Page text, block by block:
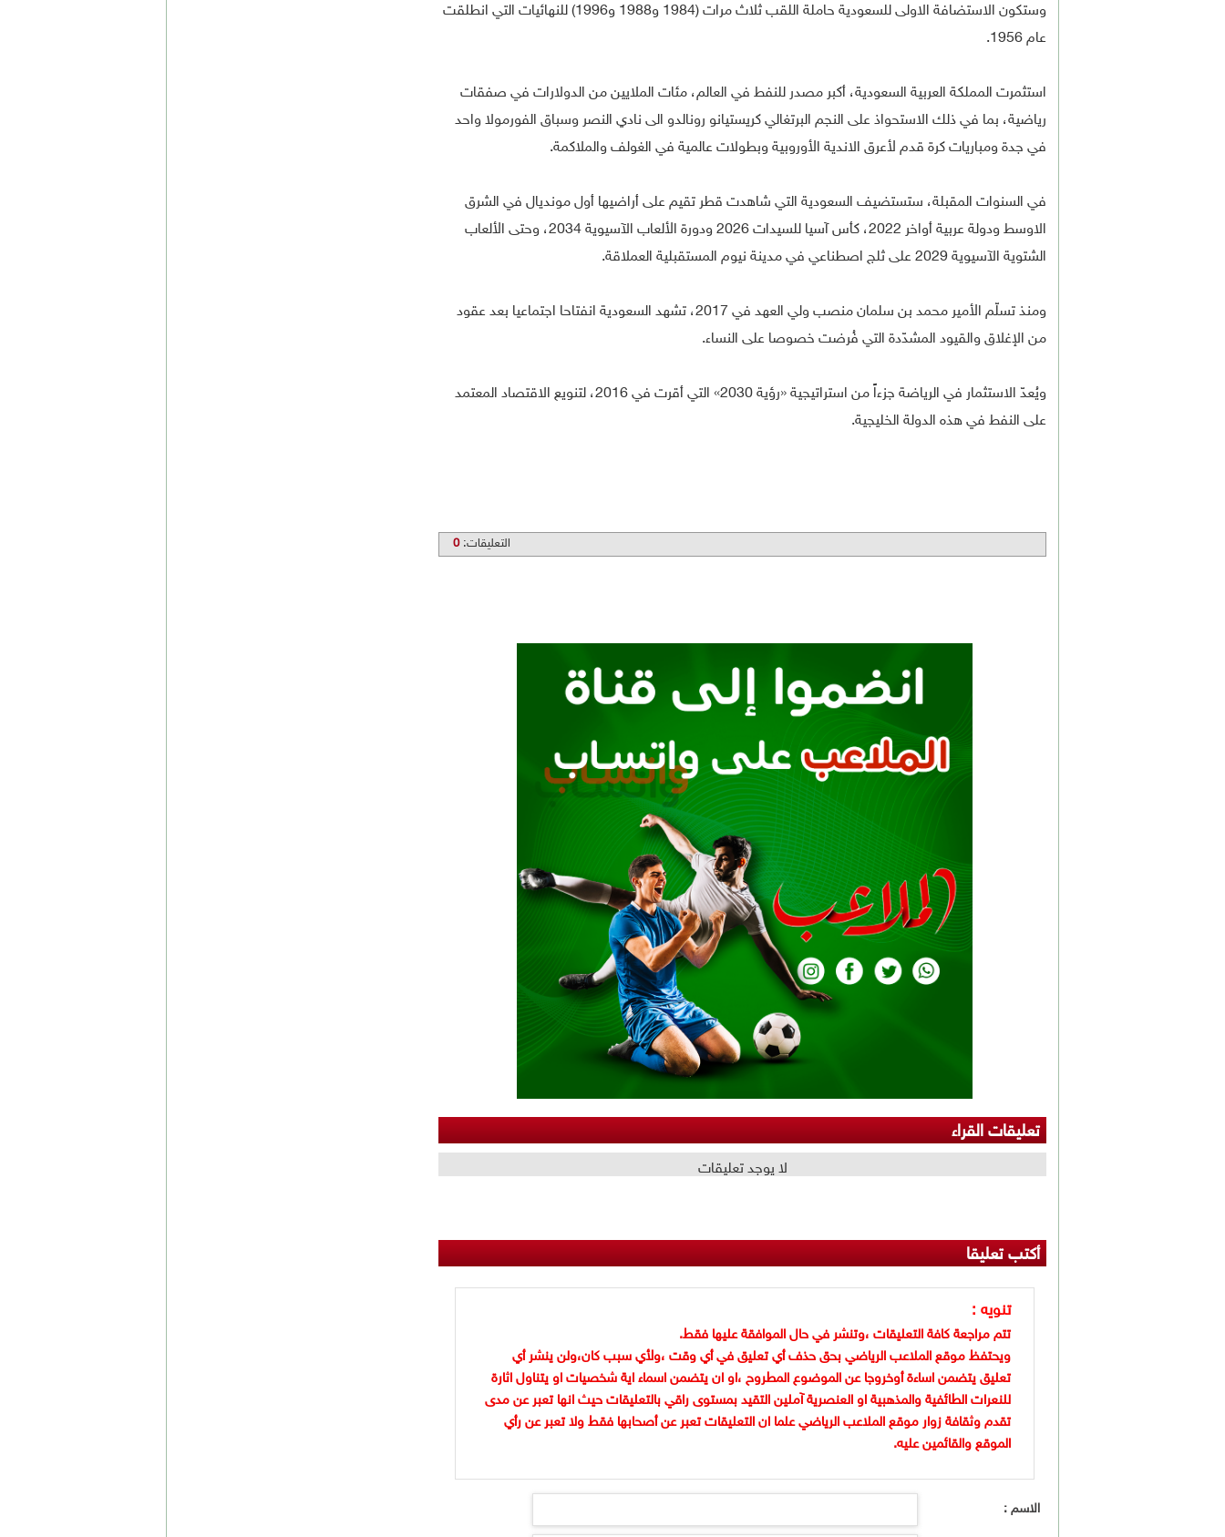
وستكون الاستضافة الاولى للسعودية حاملة اللقب ثلاث مرات (1984 و1988 و1996) للنهائيات التي انطلقت
عام 1956.
استثمرت المملكة العربية السعودية، أكبر مصدر للنفط في العالم، مئات الملايين من الدولارات في صفقات
رياضية، بما في ذلك الاستحواذ على النجم البرتغالي كريستيانو رونالدو الى نادي النصر وسباق الفورمولا واحد
في جدة ومباريات كرة قدم لأعرق الاندية الأوروبية وبطولات عالمية في الغولف والملاكمة.
في السنوات المقبلة، ستستضيف السعودية التي شاهدت قطر تقيم على أراضيها أول مونديال في الشرق
الاوسط ودولة عربية أواخر 2022، كأس آسيا للسيدات 2026 ودورة الألعاب الآسيوية 2034، وحتى الألعاب
الشتوية الآسيوية 2029 على ثلج اصطناعي في مدينة نيوم المستقبلية العملاقة.
ومنذ تسلّم الأمير محمد بن سلمان منصب ولي العهد في 2017، تشهد السعودية انفتاحا اجتماعيا بعد عقود
من الإغلاق والقيود المشدّدة التي فُرضت خصوصا على النساء.
ويُعدّ الاستثمار في الرياضة جزءاً من استراتيجية «رؤية 2030» التي أقرت في 2016، لتنويع الاقتصاد المعتمد
على النفط في هذه الدولة الخليجية.
التعليقات:0
تعليقات القراء
لا يوجد تعليقات
أكتب تعليقا
تنويه :
تتم مراجعة كافة التعليقات ،وتنشر في حال الموافقة عليها فقط.
ويحتفظ موقع الملاعب الرياضي بحق حذف أي تعليق في أي وقت ،ولأي سبب كان،ولن ينشر أي
تعليق يتضمن اساءة أوخروجا عن الموضوع المطروح ،او ان يتضمن اسماء اية شخصيات او يتناول اثارة
للنعرات الطائفية والمذهبية او العنصرية آملين التقيد بمستوى راقي بالتعليقات حيث انها تعبر عن مدى
تقدم وثقافة زوار موقع الملاعب الرياضي علما ان التعليقات تعبر عن أصحابها فقط ولا تعبر عن رأي
الموقع والقائمين عليه.
الاسم :